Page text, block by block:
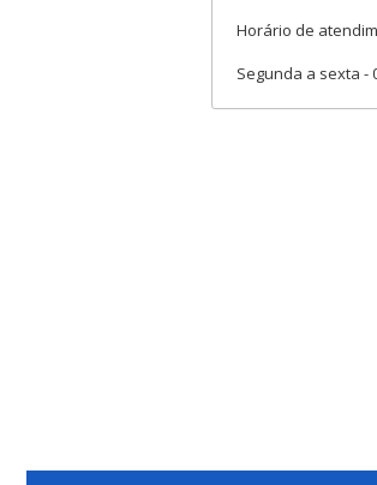
Horário de
Segunda a sexta -